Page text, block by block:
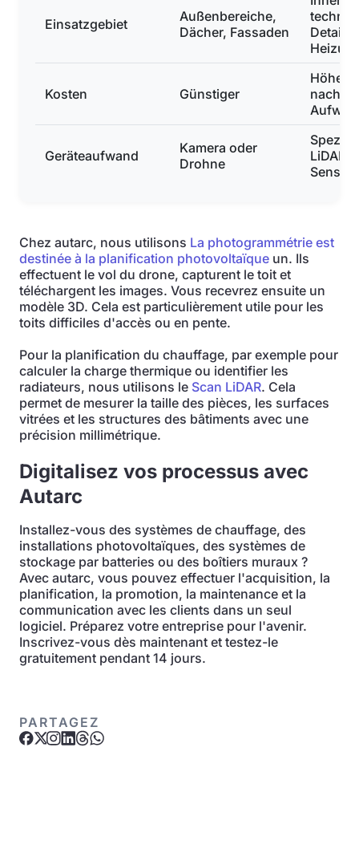
Einsatzgebiet
Außenbereiche,
Dächer, Fassaden
Details,
Kosten Günstiger
Höher,
nach
Geräteaufwand
Kamera oder
Drohne
LiDAR-
Sensor
Chez autarc, nous utilisons La photogrammétrie est
destinée à la planification photovoltaïque un. Ils
effectuent le vol du drone, capturent le toit et
téléchargent les images. Vous recevrez ensuite un
modèle 3D. Cela est particulièrement utile pour les
toits difficiles d'accès ou en pente.
Pour la planification du chauffage, par exemple pour
calculer la charge thermique ou identifier les
radiateurs, nous utilisons le Scan LiDAR. Cela
permet de mesurer la taille des pièces, les surfaces
vitrées et les structures des bâtiments avec une
précision millimétrique.
Digitalisez vos processus avec
Autarc
Installez-vous des systèmes de chauffage, des
installations photovoltaïques, des systèmes de
stockage par batteries ou des boîtiers muraux ?
Avec autarc, vous pouvez effectuer l'acquisition, la
planification, la promotion, la maintenance et la
communication avec les clients dans un seul
logiciel. Préparez votre entreprise pour l'avenir.
Inscrivez-vous dès maintenant et testez-le
gratuitement pendant 14 jours.
PARTAGEZ